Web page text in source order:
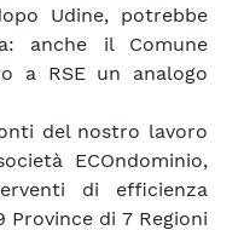
Udine, potrebbe
anche il Comune
a RSE un analogo
del nostro lavoro
ECOndominio,
di efficienza
di 7 Regioni